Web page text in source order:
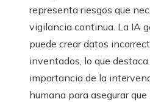
representa riesgos que
vigilancia continua. La IA
puede crear datos
inventados, lo que
importancia de la
humana para asegurar que